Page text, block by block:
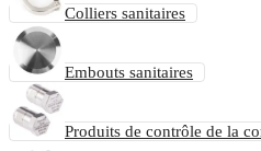
Colliers sanitaires
Embouts sanitaires
Produits de contrôle de la